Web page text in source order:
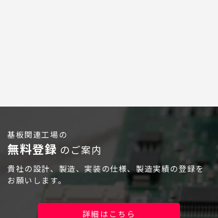
ログイン
基板関連工場の
無料登録 のご案内
貴社の設計、製造、実装の仕様、製造実績の登録を
お願いします。
詳細はこちら